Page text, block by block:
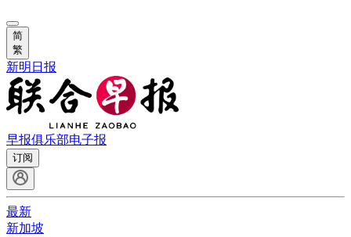
简
繁
新明日报
早报俱乐部电子报
订阅
最新
新加坡